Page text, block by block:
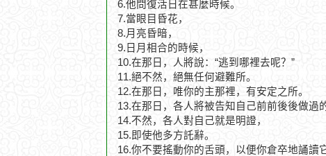
6.他問復活日在甚麼時候。
7.當眼目昏花，
8.月亮昏暗，
9.日月相合的時候，
10.在那日，人將說：“逃到哪裡去呢？”
11.絕不然，絕無任何避難所。
12.在那日，唯你的主那裡，有安定之所。
13.在那日，各人將被告知自己前前後後做過
14.不然，各人對自己就是明證，
15.即使他多方託辭。
16.你不要搖動你的舌頭，以便你倉卒地誦讀